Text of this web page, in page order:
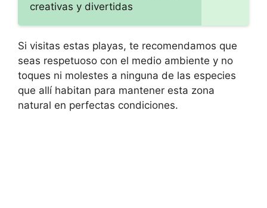
creativas y divertidas
Si visitas estas playas, te recomendamos que
seas respetuoso con el medio ambiente y no
toques ni molestes a ninguna de las especies
que allí habitan para mantener esta zona
natural en perfectas condiciones.